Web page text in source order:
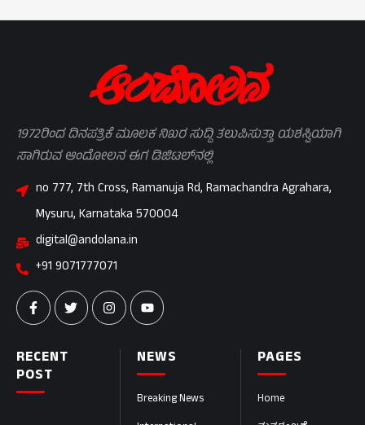
PAGES
Home
NEWS
Breaking News
RECENT
POST
1972ರಿಂದ ದಿನಪತ್ರಿಕೆ ಮೂಲಕ ನಿಖರ ಸುದ್ದಿ ತಲುಪಿಸುತ್ತಾ ಯಶಸ್ವಿಯಾಗಿ
ಸಾಗಿರುವ ಆಂದೋಲನ ಈಗ ಡಿಜಿಟಲ್‌ನಲ್ಲಿ
no 777, 7th Cross, Ramanuja Rd, Ramachandra Agrahara,
Mysuru, Karnataka 570004
digital@andolana.in
+91 9071777071